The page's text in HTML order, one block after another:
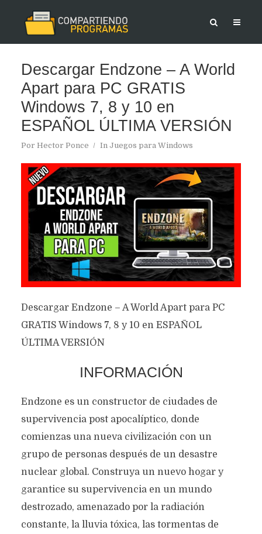
Descargar Endzone – A World
Apart para PC GRATIS
Windows 7, 8 y 10 en
ESPAÑOL ÚLTIMA VERSIÓN
Por Hector Ponce In Juegos para Windows
Descargar Endzone – A World Apart para PC
GRATIS Windows 7, 8 y 10 en ESPAÑOL
ÚLTIMA VERSIÓN
INFORMACIÓN
Endzone es un constructor de ciudades de
supervivencia post apocalíptico, donde
comienzas una nueva civilización con un
grupo de personas después de un desastre
nuclear global. Construya un nuevo hogar y
garantice su supervivencia en un mundo
destrozado, amenazado por la radiación
constante, la lluvia tóxica, las tormentas de